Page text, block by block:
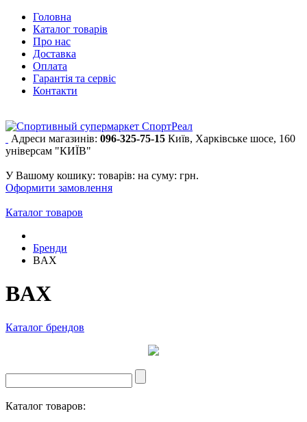
Головна
Каталог товарів
Про нас
Доставка
Оплата
Гарантія та сервіс
Контакти
Адреси магазинів: 096-325-75-15 Київ, Харківське шосе, 160
універсам "КИЇВ"
У Вашому кошику: товарів: на суму: грн.
Оформити замовлення
Каталог товаров
Бренди
BAX
BAX
Каталог брендов
Каталог товаров: